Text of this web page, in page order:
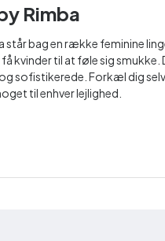
Rimba
står bag en række feminine
kvinder til at føle sig smukke.
sofistikerede. Forkæl dig
til enhver lejlighed.